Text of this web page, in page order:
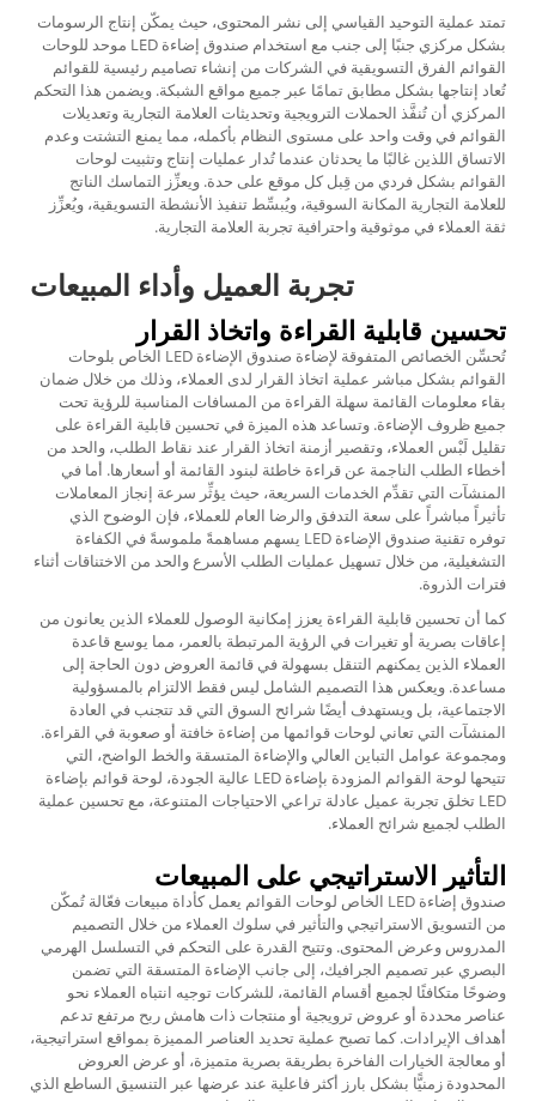
تمتد عملية التوحيد القياسي إلى نشر المحتوى، حيث يمكّن إنتاج الرسومات
بشكل مركزي جنبًا إلى جنب مع استخدام صندوق إضاءة LED موحد للوحات
القوائم الفرق التسويقية في الشركات من إنشاء تصاميم رئيسية للقوائم
تُعاد إنتاجها بشكل مطابق تمامًا عبر جميع مواقع الشبكة. ويضمن هذا التحكم
المركزي أن تُنفَّذ الحملات الترويجية وتحديثات العلامة التجارية وتعديلات
القوائم في وقت واحد على مستوى النظام بأكمله، مما يمنع التشتت وعدم
الاتساق اللذين غالبًا ما يحدثان عندما تُدار عمليات إنتاج وتثبيت لوحات
القوائم بشكل فردي من قِبل كل موقع على حدة. ويعزِّز التماسك الناتج
للعلامة التجارية المكانة السوقية، ويُبسِّط تنفيذ الأنشطة التسويقية، ويُعزِّز
ثقة العملاء في موثوقية واحترافية تجربة العلامة التجارية.
تجربة العميل وأداء المبيعات
تحسين قابلية القراءة واتخاذ القرار
تُحسِّن الخصائص المتفوقة لإضاءة صندوق الإضاءة LED الخاص بلوحات
القوائم بشكل مباشر عملية اتخاذ القرار لدى العملاء، وذلك من خلال ضمان
بقاء معلومات القائمة سهلة القراءة من المسافات المناسبة للرؤية تحت
جميع ظروف الإضاءة. وتساعد هذه الميزة في تحسين قابلية القراءة على
تقليل لَبْس العملاء، وتقصير أزمنة اتخاذ القرار عند نقاط الطلب، والحد من
أخطاء الطلب الناجمة عن قراءة خاطئة لبنود القائمة أو أسعارها. أما في
المنشآت التي تقدِّم الخدمات السريعة، حيث يؤثِّر سرعة إنجاز المعاملات
تأثيراً مباشراً على سعة التدفق والرضا العام للعملاء، فإن الوضوح الذي
توفره تقنية صندوق الإضاءة LED يسهم مساهمةً ملموسةً في الكفاءة
التشغيلية، من خلال تسهيل عمليات الطلب الأسرع والحد من الاختناقات أثناء
فترات الذروة.
كما أن تحسين قابلية القراءة يعزز إمكانية الوصول للعملاء الذين يعانون من
إعاقات بصرية أو تغيرات في الرؤية المرتبطة بالعمر، مما يوسع قاعدة
العملاء الذين يمكنهم التنقل بسهولة في قائمة العروض دون الحاجة إلى
مساعدة. ويعكس هذا التصميم الشامل ليس فقط الالتزام بالمسؤولية
الاجتماعية، بل ويستهدف أيضًا شرائح السوق التي قد تتجنب في العادة
المنشآت التي تعاني لوحات قوائمها من إضاءة خافتة أو صعوبة في القراءة.
ومجموعة عوامل التباين العالي والإضاءة المتسقة والخط الواضح، التي
تتيحها لوحة القوائم المزودة بإضاءة LED عالية الجودة،
لوحة قوائم بإضاءة
LED تخلق تجربة عميل عادلة تراعي الاحتياجات المتنوعة، مع تحسين عملية
الطلب لجميع شرائح العملاء.
التأثير الاستراتيجي على المبيعات
صندوق إضاءة LED الخاص لوحات القوائم يعمل كأداة مبيعات فعّالة تُمكّن
من التسويق الاستراتيجي والتأثير في سلوك العملاء من خلال التصميم
المدروس وعرض المحتوى. وتتيح القدرة على التحكم في التسلسل الهرمي
البصري عبر تصميم الجرافيك، إلى جانب الإضاءة المتسقة التي تضمن
وضوحًا متكافئًا لجميع أقسام القائمة، للشركات توجيه انتباه العملاء نحو
عناصر محددة أو عروض ترويجية أو منتجات ذات هامش ربح مرتفع تدعم
أهداف الإيرادات. كما تصبح عملية تحديد العناصر المميزة بمواقع استراتيجية،
أو معالجة الخيارات الفاخرة بطريقة بصرية متميزة، أو عرض العروض
المحدودة زمنيًّا بشكل بارز أكثر فاعلية عند عرضها عبر التنسيق الساطع الذي